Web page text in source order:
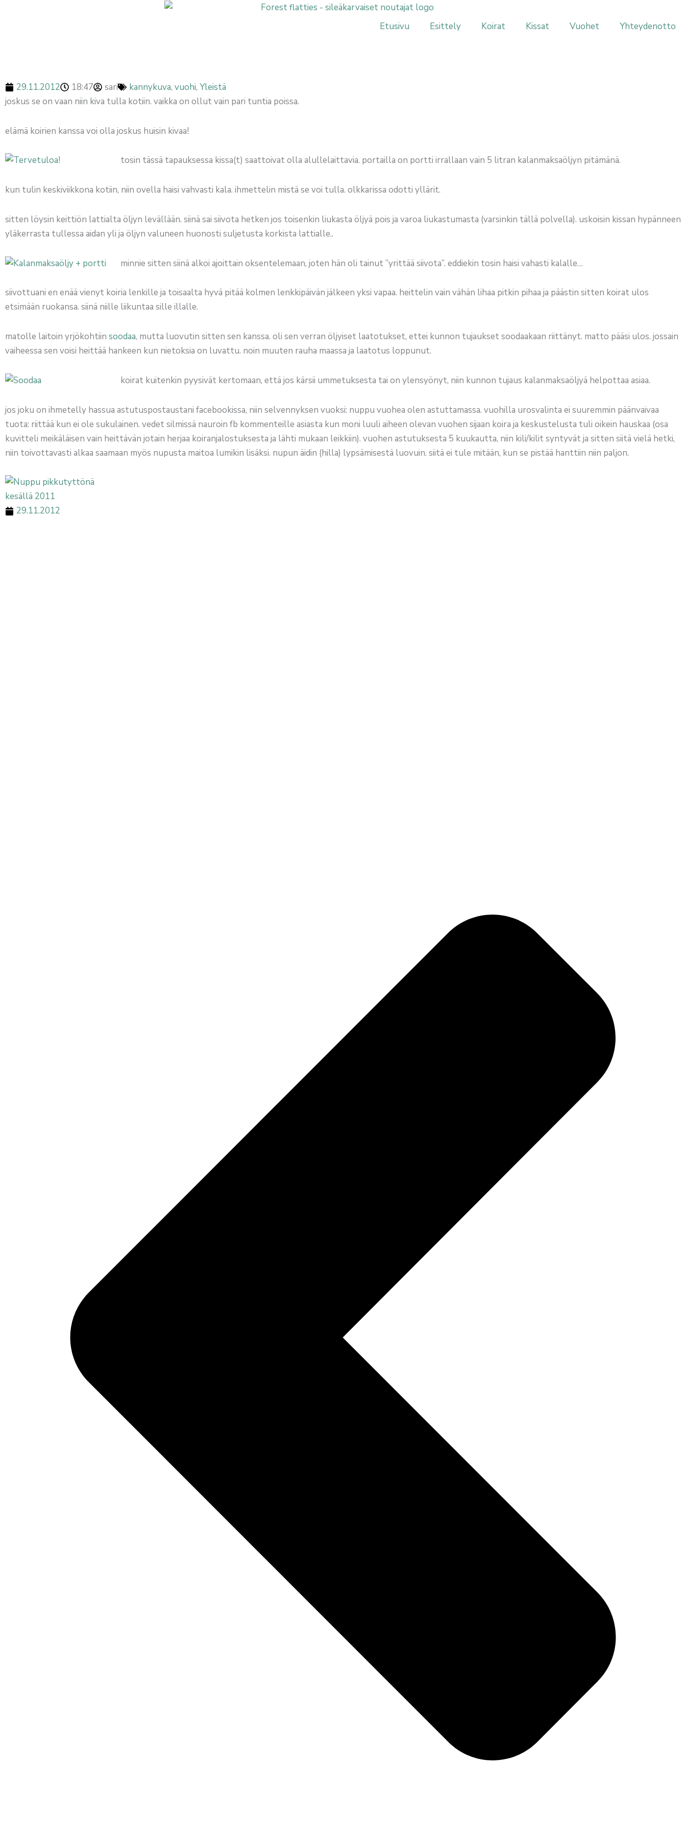
Etusivu Esittely Koirat Kissat Vuohet Yhteydenotto
29.11.2012
18:47 sari kannykuva, vuohi, Yleistä
joskus se on vaan niin kiva tulla kotiin. vaikka on ollut vain pari tuntia poissa.
elämä koirien kanssa voi olla joskus huisin kivaa!
tosin tässä tapauksessa kissa(t) saattoivat olla alullelaittavia. portailla on portti irrallaan vain 5 litran kalanmaksaöljyn pitämänä.
kun tulin keskiviikkona kotiin, niin ovella haisi vahvasti kala. ihmettelin mistä se voi tulla. olkkarissa odotti yllärit.
sitten löysin keittiön lattialta öljyn levällään. siinä sai siivota hetken jos toisenkin liukasta öljyä pois ja varoa liukastumasta (varsinkin tällä polvella). uskoisin kissan hypänneen
yläkerrasta tullessa aidan yli ja öljyn valuneen huonosti suljetusta korkista lattialle..
minnie sitten siinä alkoi ajoittain oksentelemaan, joten hän oli tainut ”yrittää siivota”. eddiekin tosin haisi vahasti kalalle…
siivottuani en enää vienyt koiria lenkille ja toisaalta hyvä pitää kolmen lenkkipäivän jälkeen yksi vapaa. heittelin vain vähän lihaa pitkin pihaa ja päästin sitten koirat ulos
etsimään ruokansa. siinä niille liikuntaa sille illalle.
matolle laitoin yrjökohtiin soodaa, mutta luovutin sitten sen kanssa. oli sen verran öljyiset laatotukset, ettei kunnon tujaukset soodaakaan riittänyt. matto pääsi ulos. jossain
vaiheessa sen voisi heittää hankeen kun nietoksia on luvattu. noin muuten rauha maassa ja laatotus loppunut.
koirat kuitenkin pyysivät kertomaan, että jos kärsii ummetuksesta tai on ylensyönyt, niin kunnon tujaus kalanmaksaöljyä helpottaa asiaa.
jos joku on ihmetelly hassua astutuspostaustani facebookissa, niin selvennyksen vuoksi: nuppu vuohea olen astuttamassa. vuohilla urosvalinta ei suuremmin päänvaivaa
tuota: riittää kun ei ole sukulainen. vedet silmissä nauroin fb kommenteille asiasta kun moni luuli aiheen olevan vuohen sijaan koira ja keskustelusta tuli oikein hauskaa (osa
kuvitteli meikäläisen vain heittävän jotain herjaa koiranjalostuksesta ja lähti mukaan leikkiin). vuohen astutuksesta 5 kuukautta, niin kili/kilit syntyvät ja sitten siitä vielä hetki,
niin toivottavasti alkaa saamaan myös nupusta maitoa lumikin lisäksi. nupun äidin (hilla) lypsämisestä luovuin. siitä ei tule mitään, kun se pistää hanttiin niin paljon.
29.11.2012